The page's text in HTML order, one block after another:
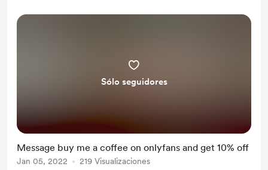
Sólo seguidores
Message buy me a coffee on onlyfans and get 10% off
Jan 05, 2022 219 Visualizaciones